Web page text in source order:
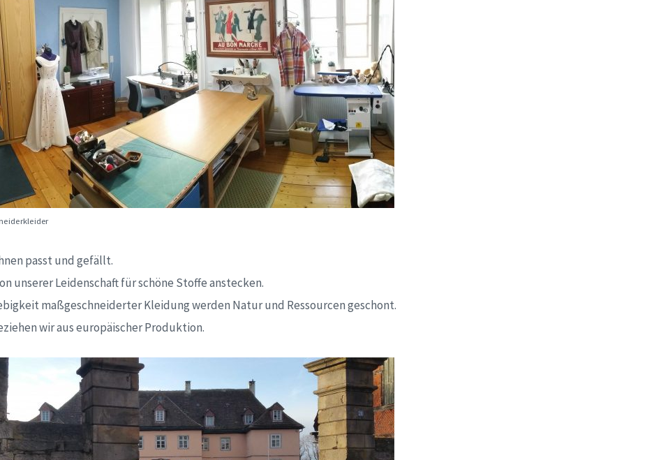
passt und gefällt.
unserer Leidenschaft für schöne Stoffe anstecken.
maßgeschneiderter Kleidung werden Natur und Ressourcen geschont.
wir aus europäischer Produktion.